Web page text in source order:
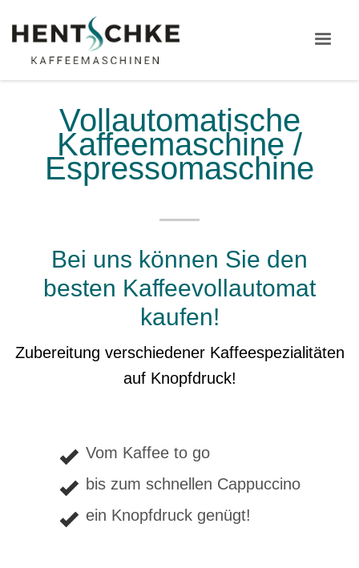
Vollautomatische
Kaffeemaschine /
Espressomaschine
Bei uns können Sie den
besten Kaffeevollautomat
kaufen!
Zubereitung verschiedener Kaffeespezialitäten
auf Knopfdruck!
Vom Kaffee to go
bis zum schnellen Cappuccino
ein Knopfdruck genügt!